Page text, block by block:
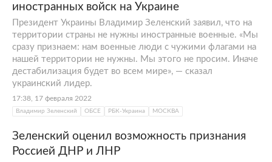
иностранных войск на Украине
Президент Украины Владимир Зеленский заявил, что на
территории страны не нужны иностранные военные. «Мы
сразу признаем: нам военные люди с чужими флагами на
нашей территории не нужны. Мы этого не просим. Иначе
дестабилизация будет во всем мире», — сказал
украинский лидер.
17:38, 17 февраля 2022
Владимир Зеленский ОБСЕ РБК-Украина МОСКВА
Зеленский оценил возможность признания
Россией ДНР и ЛНР